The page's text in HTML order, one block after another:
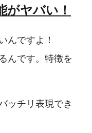
がヤバい！
んですよ！
んです。特徴を
ッチリ表現でき